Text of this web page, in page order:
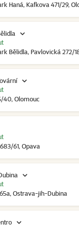
Haná, Kafkova 471/29,
Bělidla, Pavlovická 272/
40, Olomouc
61, Opava
Ostrava-jih-Dubina